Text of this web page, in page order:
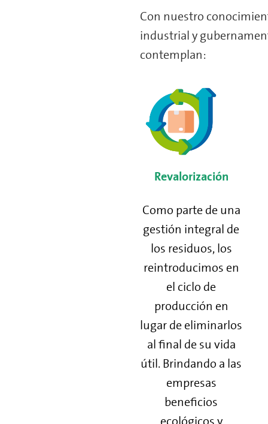
Con nuestro
industrial y
contemplan:
Revalorización
Como parte de una
gestión integral de
los residuos, los
reintroducimos en
el ciclo de
producción en
lugar de eliminarlos
al final de su vida
útil. Brindando a las
empresas
beneficios